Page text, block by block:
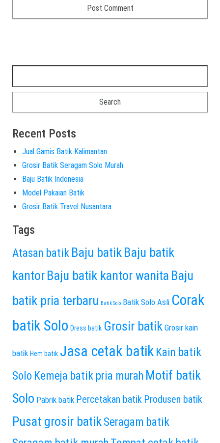
Recent Posts
Jual Gamis Batik Kalimantan
Grosir Batik Seragam Solo Murah
Baju Batik Indonesia
Model Pakaian Batik
Grosir Batik Travel Nusantara
Tags
Atasan batik Baju batik Baju batik
kantor Baju batik kantor wanita Baju
batik pria terbaru Batik Solo Batik Solo Asli Corak
batik Solo Dress batik Grosir batik Grosir kain
batik Hem batik Jasa cetak batik Kain batik
Solo Kemeja batik pria murah Motif batik
Solo Pabrik batik Percetakan batik Produsen batik
Pusat grosir batikSeragam batik